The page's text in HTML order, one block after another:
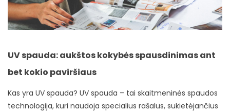
UV spauda: aukštos kokybės spausdinimas ant
bet kokio paviršiaus
Kas yra UV spauda? UV spauda – tai skaitmeninės spaudos
technologija, kuri naudoja specialius rašalus, sukietėjančius